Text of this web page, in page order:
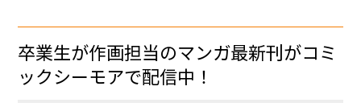
卒業生が作画担当のマンガ最新刊がコミ
ックシーモアで配信中！